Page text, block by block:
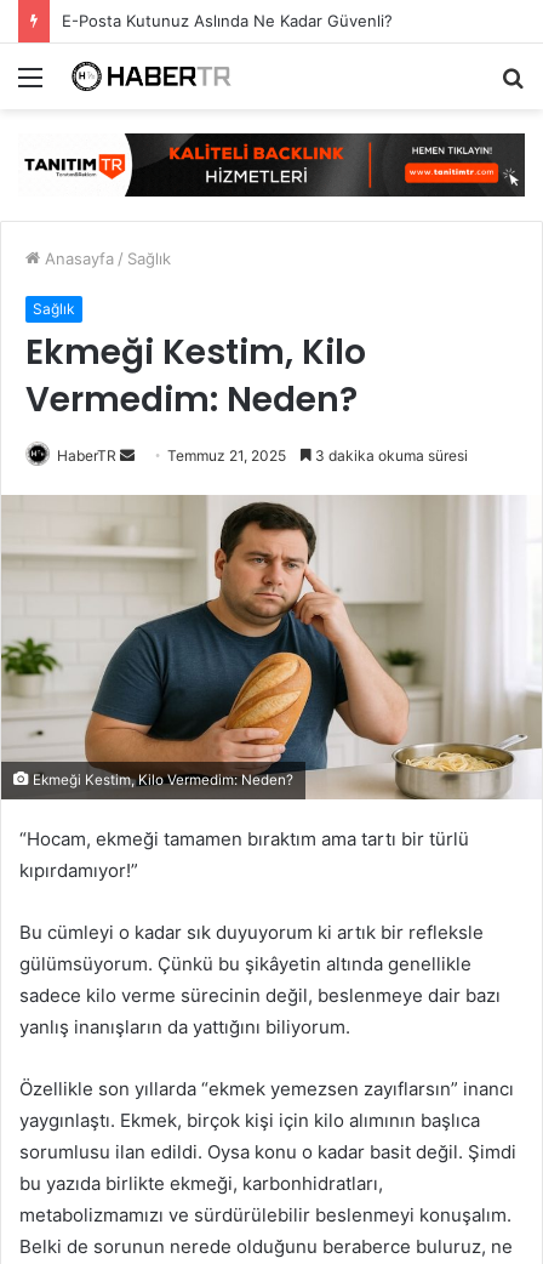
E-Posta Kutunuz Aslında Ne Kadar Güvenli?
Menü
Anasayfa / Sağlık
Sağlık
Ekmeği Kestim, Kilo
Vermedim: Neden?
HaberTR
Bir
Temmuz 21, 2025 3 dakika okuma süresi
Ekmeği Kestim, Kilo Vermedim: Neden?
“Hocam, ekmeği tamamen bıraktım ama tartı bir türlü
kıpırdamıyor!”
Bu cümleyi o kadar sık duyuyorum ki artık bir refleksle
gülümsüyorum. Çünkü bu şikâyetin altında genellikle
sadece kilo verme sürecinin değil, beslenmeye dair bazı
yanlış inanışların da yattığını biliyorum.
Özellikle son yıllarda “ekmek yemezsen zayıflarsın” inancı
yaygınlaştı. Ekmek, birçok kişi için kilo alımının başlıca
sorumlusu ilan edildi. Oysa konu o kadar basit değil. Şimdi
bu yazıda birlikte ekmeği, karbonhidratları,
metabolizmamızı ve sürdürülebilir beslenmeyi konuşalım.
Belki de sorunun nerede olduğunu beraberce buluruz, ne